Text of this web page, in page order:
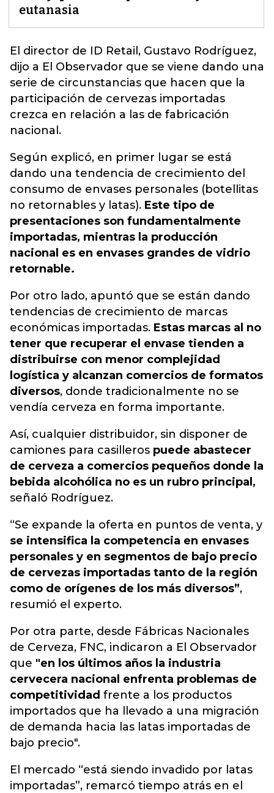
eutanasia
El director de ID Retail, Gustavo Rodríguez,
dijo a El Observador que se viene dando una
serie de circunstancias que hacen que la
participación de cervezas importadas
crezca en relación a las de fabricación
nacional.
Según explicó, en primer lugar se está
dando una tendencia de crecimiento del
consumo de envases personales (botellitas
no retornables y latas). Este tipo de
presentaciones son fundamentalmente
importadas, mientras la producción
nacional es en envases grandes de vidrio
retornable.
Por otro lado, apuntó que se están dando
tendencias de crecimiento de marcas
económicas importadas. Estas marcas al no
tener que recuperar el envase tienden a
distribuirse con menor complejidad
logística y alcanzan comercios de formatos
diversos, donde tradicionalmente no se
vendía cerveza en forma importante.
Así, cualquier distribuidor, sin disponer de
camiones para casilleros puede abastecer
de cerveza a comercios pequeños donde la
bebida alcohólica no es un rubro principal,
señaló Rodríguez.
“Se expande la oferta en puntos de venta, y
se intensifica la competencia en envases
personales y en segmentos de bajo precio
de cervezas importadas tanto de la región
como de orígenes de los más diversos”,
resumió el experto.
Por otra parte, desde Fábricas Nacionales
de Cerveza, FNC, indicaron a El Observador
que "en los últimos años la industria
cervecera nacional enfrenta problemas de
competitividad frente a los productos
importados que ha llevado a una migración
de demanda hacia las latas importadas de
bajo precio".
El mercado “está siendo invadido por latas
importadas”, remarcó tiempo atrás en el